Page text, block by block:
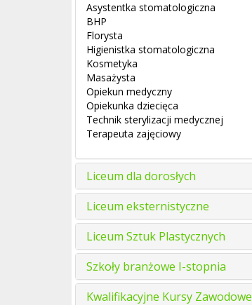
Asystentka stomatologiczna
BHP
Florysta
Higienistka stomatologiczna
Kosmetyka
Masażysta
Opiekun medyczny
Opiekunka dziecięca
Technik sterylizacji medycznej
Terapeuta zajęciowy
Liceum dla dorosłych
Liceum eksternistyczne
Liceum Sztuk Plastycznych
Szkoły branżowe I-stopnia
Kwalifikacyjne Kursy Zawodowe